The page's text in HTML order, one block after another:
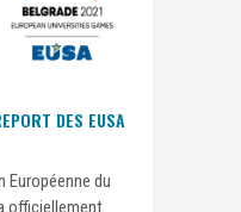
DES EUSA
Européenne du
officiellement